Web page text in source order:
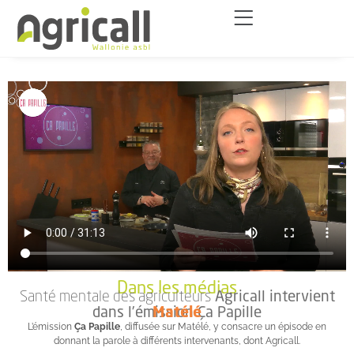
Dans les médias
Santé mentale des agriculteursAgricall intervient
dans l’émission Ça Papille
Matélé
L’émission Ça Papille, diffusée sur Matélé, y consacre un épisode en
donnant la parole à différents intervenants, dont Agricall.